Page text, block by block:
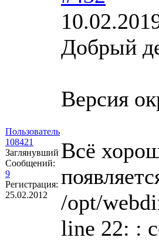
Пользователь
108421
Заглянувший
Сообщений:
9
Регистрация:
25.02.2012
Добрый
Версия
Всё
/opt/
line 22: :